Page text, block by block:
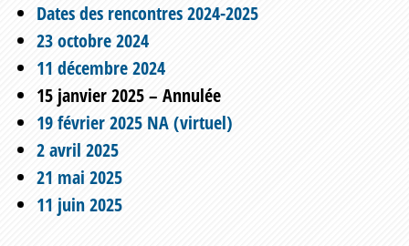
Dates des rencontres 2024-2025
23 octobre 2024
11 décembre 2024
15 janvier 2025 – Annulée
19 février 2025 NA (virtuel)
2 avril 2025
21 mai 2025
11 juin 2025